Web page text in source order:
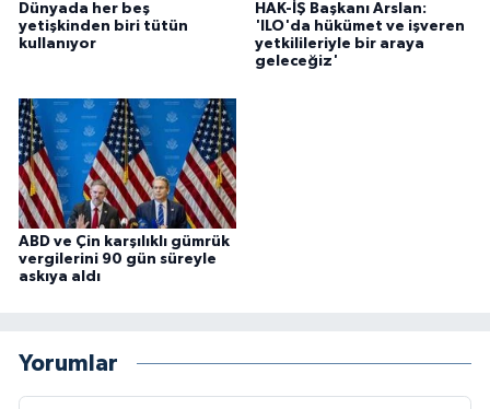
Dünyada her beş
yetişkinden biri tütün
kullanıyor
HAK-İŞ Başkanı Arslan:
'ILO'da hükümet ve işveren
yetkilileriyle bir araya
geleceğiz'
ABD ve Çin karşılıklı gümrük
vergilerini 90 gün süreyle
askıya aldı
Yorumlar